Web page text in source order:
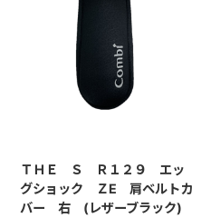
ＴＨＥ Ｓ Ｒ１２９ エッ
グショック ＺE 肩ベルトカ
バー 右 (レザーブラック)